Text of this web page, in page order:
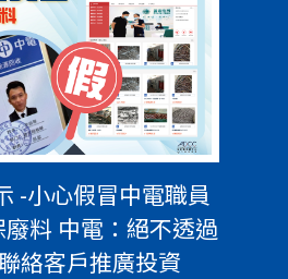
-小心假冒中電職員
料 中電：絕不透過
絡客戶推廣投資